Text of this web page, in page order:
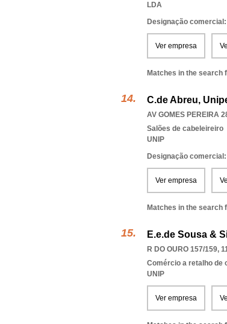
LDA
Designação comercial:
Ver empresa
Matches in the search
C.de Abreu,
AV GOMES PEREIRA
Salões de cabeleireiro
UNIP
Designação
Ver empresa
Matches in the search
E.e.de Sousa &
R DO OURO 157/159,
Comércio a retalho de
UNIP
Ver empresa